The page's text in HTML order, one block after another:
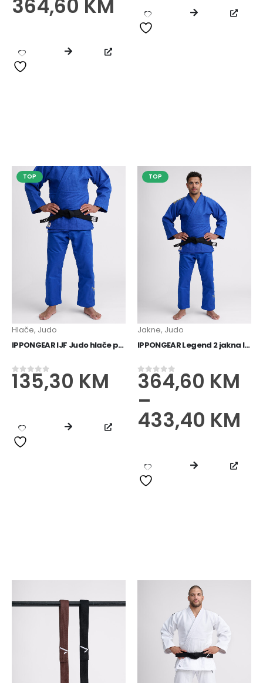
364,60 KM
TOP
Hlače, Judo
IPPONGEAR IJF Judo hlače plave
0 od 5
135,30 KM
TOP
Jakne, Judo
IPPONGEAR Legend 2 jakna IJF plava
0od 5
364,60 KM
–
433,40 KM